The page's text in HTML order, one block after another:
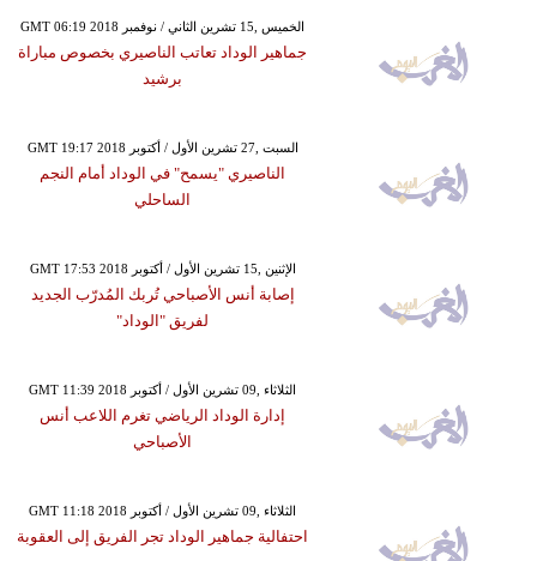
GMT 06:19 2018 الخميس ,15 تشرين الثاني / نوفمبر
جماهير الوداد تعاتب الناصيري بخصوص مباراة
برشيد
GMT 19:17 2018 السبت ,27 تشرين الأول / أكتوبر
الناصيري "يسمح" في الوداد أمام النجم
الساحلي
GMT 17:53 2018 الإثنين ,15 تشرين الأول / أكتوبر
إصابة أنس الأصباحي تُربك المُدرّب الجديد
لفريق "الوداد"
GMT 11:39 2018 الثلاثاء ,09 تشرين الأول / أكتوبر
إدارة الوداد الرياضي تغرم اللاعب أنس
الأصباحي
GMT 11:18 2018 الثلاثاء ,09 تشرين الأول / أكتوبر
احتفالية جماهير الوداد تجر الفريق إلى العقوبة